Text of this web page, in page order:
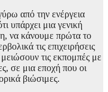
από την ενέργεια
υπάρχει μια γενική
να κάνουμε πρώτα το
τις επιχειρήσεις
τις εκπομπές με
σε μια εποχή που οι
βιώσιμες.